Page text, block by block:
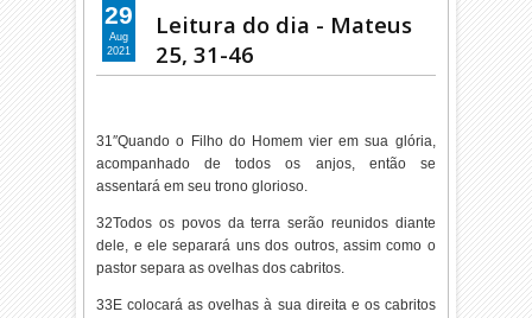
Leitura do dia - Mateus
25, 31-46
31″Quando o Filho do Homem vier em sua glória,
acompanhado de todos os anjos, então se
assentará em seu trono glorioso.
32Todos os povos da terra serão reunidos diante
dele, e ele separará uns dos outros, assim como o
pastor separa as ovelhas dos cabritos.
33E colocará as ovelhas à sua direita e os cabritos
29
Aug
2021